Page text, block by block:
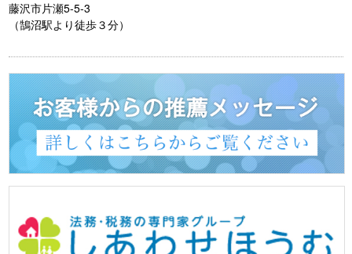
藤沢市片瀬5-5-3
（鵠沼駅より徒歩３分）